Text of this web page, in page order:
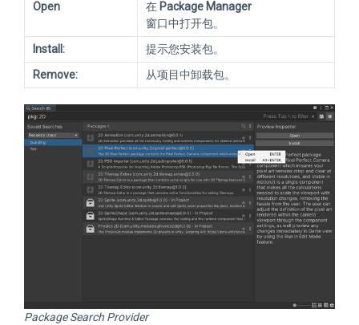
Open
在 Package Manager
窗口中打开包。
Install:
提示您安装包。
Remove:
从项目中卸载包。
Package Search Provider